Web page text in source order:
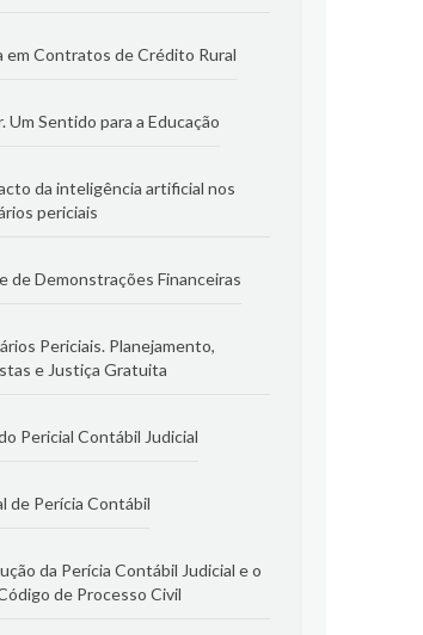
em Contratos de Crédito Rural
Um Sentido para a Educação
da inteligência artificial nos
periciais
de Demonstrações Financeiras
Periciais. Planejamento,
e Justiça Gratuita
Pericial Contábil Judicial
de Perícia Contábil
da Perícia Contábil Judicial e o
de Processo Civil